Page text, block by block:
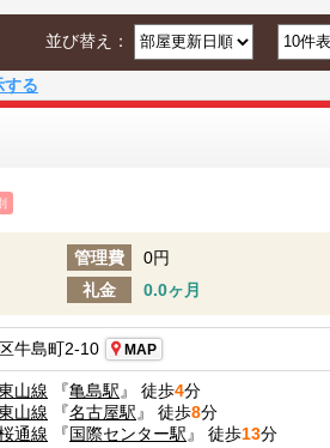
並び替え：
する
管理費
0円
礼金 0.0ヶ月
牛島町2-10 MAP
山線 『亀島駅 』 徒歩4分
山線 『名古屋駅 』 徒歩8分
通線 『国際センター駅 』 徒歩13分